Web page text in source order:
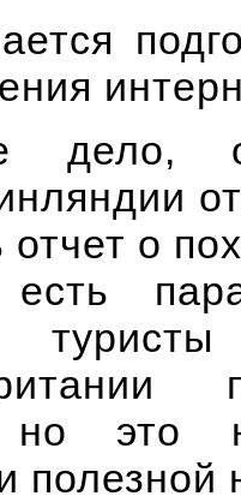
дело,
о
есть
но это
полезной